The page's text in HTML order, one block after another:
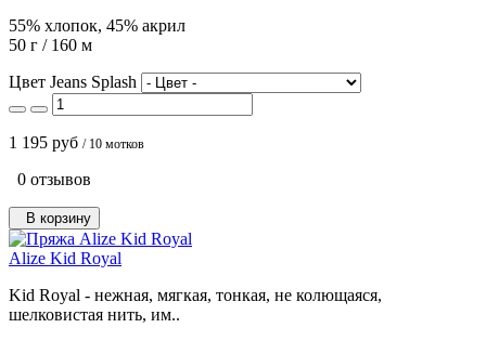
55% хлопок, 45% акрил
50 г / 160 м
Цвет Jeans Splash
1 195 руб / 10 мотков
0 отзывов
В корзину
Alize Kid Royal
Kid Royal - нежная, мягкая, тонкая, не колющаяся,
шелковистая нить, им..